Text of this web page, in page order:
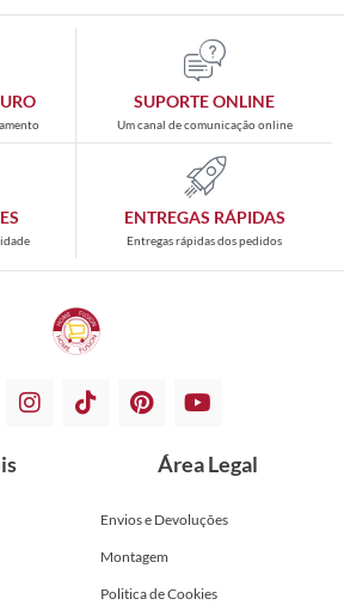
SUPORTE ONLINE
Um canal de comunicação online
ENTREGAS RÁPIDAS
Entregas rápidas dos pedidos
Área Legal
Envios e Devoluções
Montagem
Politica de Cookies